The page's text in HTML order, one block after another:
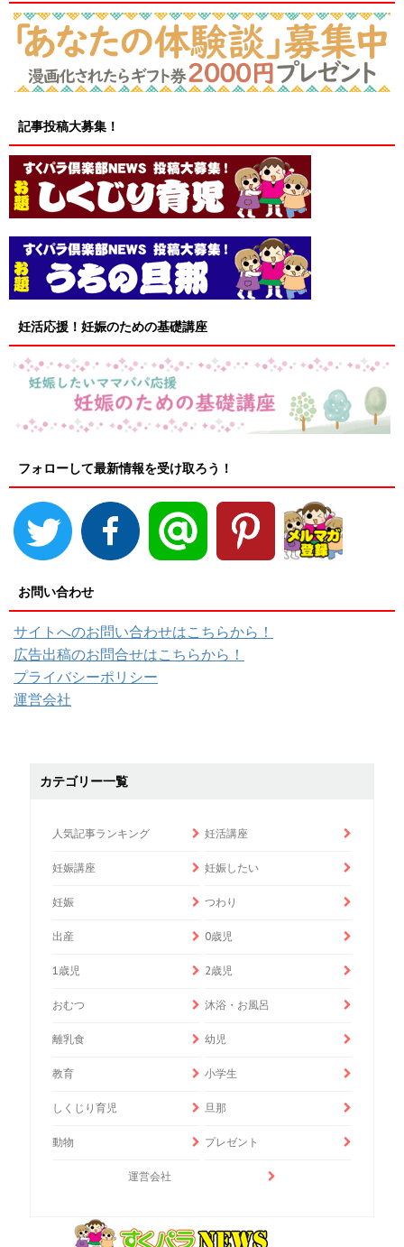
記事投稿大募集！
妊活応援！妊娠のための基礎講座
フォローして最新情報を受け取ろう！
お問い合わせ
サイトへのお問い合わせはこちらから！
広告出稿のお問合せはこちらから！
プライバシーポリシー
運営会社
カテゴリー一覧
人気記事ランキング 妊活講座
妊娠講座 妊娠したい
妊娠 つわり
出産 0歳児
1歳児 2歳児
おむつ 沐浴・お風呂
離乳食 幼児
教育 小学生
しくじり育児 旦那
動物 プレゼント
運営会社